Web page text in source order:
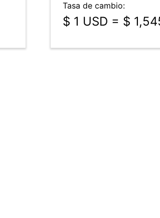
Tasa de cambio:
$ 1 USD = $